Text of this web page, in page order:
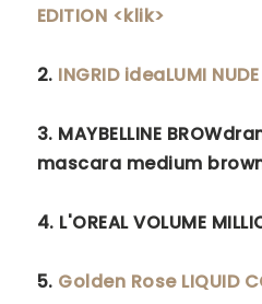
EDITION <klik>
2. INGRID ideaLUMI
3. MAYBELLINE
mascara medium
4. L'OREAL VOLUME
5. Golden Rose LIQUID